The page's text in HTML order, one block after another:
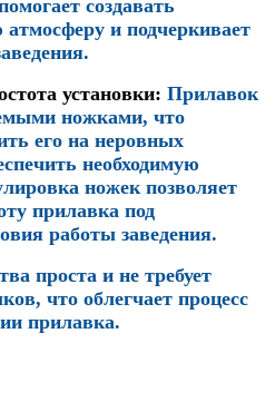
создавать
и подчеркивает
установки: Прилавок
ножками, что
его на неровных
необходимую
ножек позволяет
прилавка под
работы заведения.
проста и не требует
что облегчает процесс
прилавка.